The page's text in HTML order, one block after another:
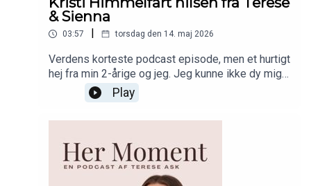
& Sienna
03:57 torsdag den 14. maj 2026
Verdens korteste podcast episode, men et hurtigt
hej fra min 2-årige og jeg. Jeg kunne ikke dy mig,
vi har haft den sjoveste ferie og fridag i dag. I
næste uge er Her Moment retur med en helt
almindelig episode. Kan I have en dejlig weekend
Play